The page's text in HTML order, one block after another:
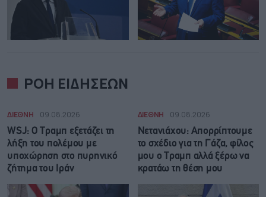
ΡΟΗ ΕΙΔΗΣΕΩΝ
ΔΙΕΘΝΗ 09.08.2026
WSJ: Ο Τραμπ εξετάζει τη
λήξη του πολέμου με
υποχώρηση στο πυρηνικό
ζήτημα του Ιράν
ΔΙΕΘΝΗ 09.08.2026
Νετανιάχου: Απορρίπτουμε
το σχέδιο για τη Γάζα, φίλος
μου ο Τραμπ αλλά ξέρω να
κρατάω τη θέση μου